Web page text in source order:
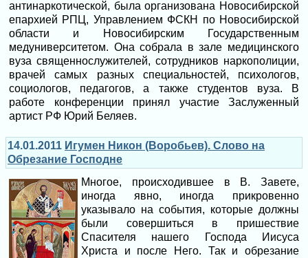
антинаркотической, была организована Новосибирской
епархией РПЦ, Управлением ФСКН по Новосибирской
области и Новосибирским Государственным
медуниверситетом. Она собрала в зале медицинского
вуза священнослужителей, сотрудников наркополиции,
врачей самых разных специальностей, психологов,
социологов, педагогов, а также студентов вуза. В
работе конференции принял участие Заслуженный
артист РФ Юрий Беляев.
14.01.2011 Игумен Никон (Воробьев). Слово на
Обрезание Господне
Многое, происходившее в В. Завете,
иногда явно, иногда прикровенно
указывало на события, которые должны
были совершиться в пришествие
Спасителя нашего Господа Иисуса
Христа и после Него. Так и обрезание